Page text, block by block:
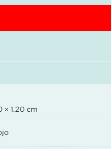
× 1.20 cm